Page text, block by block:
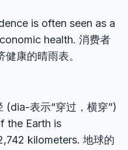
is often seen as a
health. 消费者
康的晴雨表。
(dia-表示“穿过，横穿”)
the Earth is
kilometers. 地球的